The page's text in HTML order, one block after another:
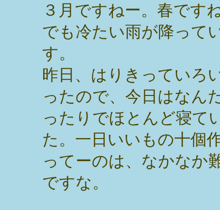
３月ですねー。春です
でも冷たい雨が降って
す。
昨日、はりきっていろ
ったので、今日はなん
ったりでほとんど寝て
た。一日いいもの十個
ってーのは、なかなか
ですな。